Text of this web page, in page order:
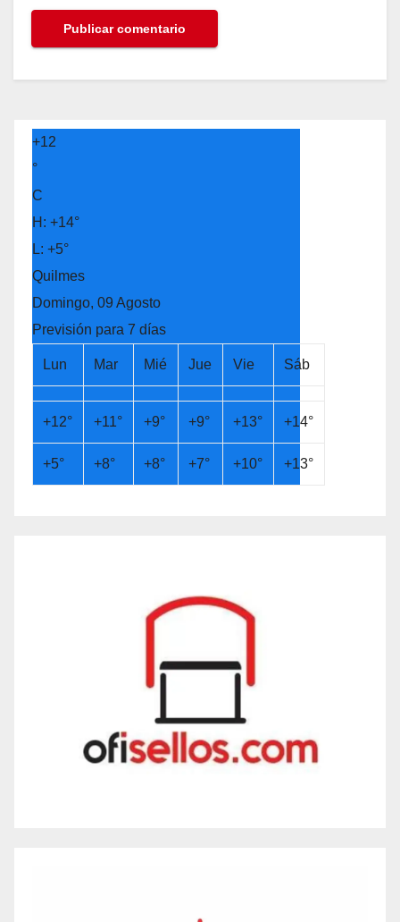
+12
°
C
H: +14°
L: +5°
Quilmes
Domingo, 09 Agosto
Previsión para 7 días
Lun Mar Mié Jue Vie Sáb
+12° +11° +9° +9° +13° +14°
+5° +8° +8° +7° +10° +13°